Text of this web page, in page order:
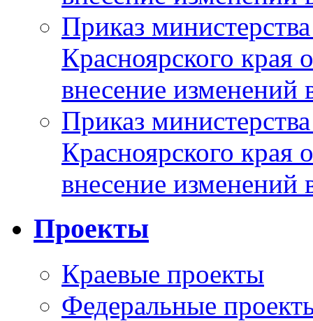
Приказ
Красноярского
внесение изменений
Приказ
Красноярского
внесение изменений
Проекты
Краевые проекты
Федеральные